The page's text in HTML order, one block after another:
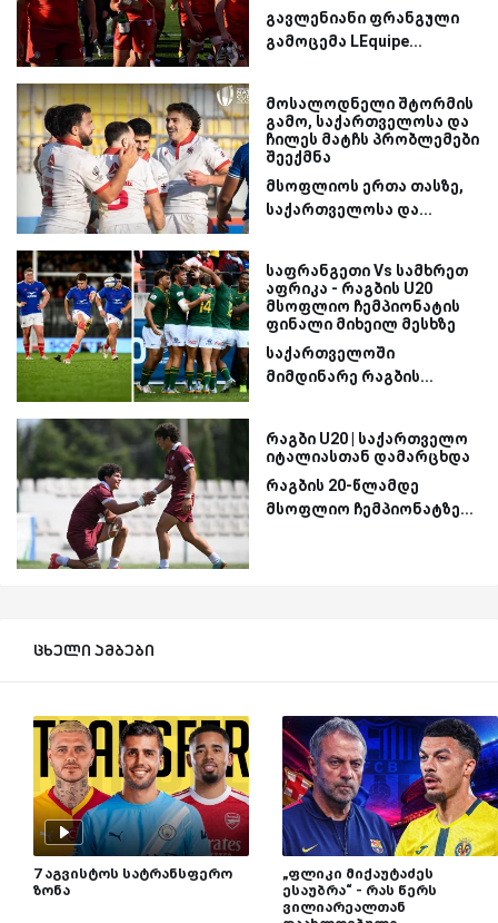
გავლენიანი ფრანგული
გამოცემა LEquipe...
მოსალოდნელი შტორმის
გამო, საქართველოსა და
ჩილეს მატჩს პრობლემები
შეექმნა
მსოფლიოს ერთა თასზე,
საქართველოსა და...
საფრანგეთი Vs სამხრეთ
აფრიკა - რაგბის U20
მსოფლიო ჩემპიონატის
ფინალი მიხეილ მესხზე
საქართველოში
მიმდინარე რაგბის...
რაგბი U20 | საქართველო
იტალიასთან დამარცხდა
რაგბის 20-წლამდე
მსოფლიო ჩემპიონატზე...
ცხელი ამბები
7 აგვისტოს სატრანსფერო
ზონა
„ფლიკი მიქაუტაძეს
ესაუბრა“ - რას წერს
ვილიარეალთან